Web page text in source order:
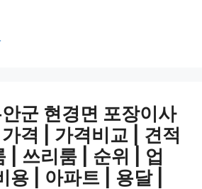
군 현경면 포장이사
격 | 가격비교 | 견적
| 쓰리룸 | 순위 | 업
용 | 아파트 | 용달 |